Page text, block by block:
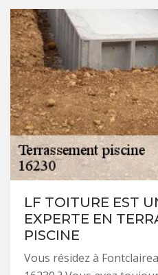
LF TOITURE EST
EXPERTE EN
PISCINE
Vous résidez à